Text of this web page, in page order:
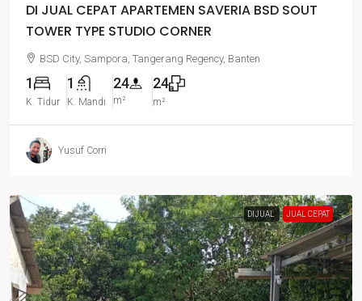
DI JUAL CEPAT APARTEMEN SAVERIA BSD SOUT
TOWER TYPE STUDIO CORNER
BSD City, Sampora, Tangerang Regency, Banten
1
K. Tidur
1
K. Mandi
24
m²
24
m²
Yusuf Corri
DIJUAL JUAL CEPAT